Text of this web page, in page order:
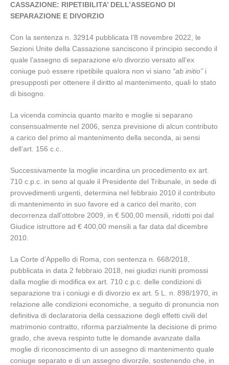
CASSAZIONE: RIPETIBILITA’ DELL’ASSEGNO DI
SEPARAZIONE E DIVORZIO
Con la sentenza n. 32914 pubblicata l’8 novembre 2022, le
Sezioni Unite della Cassazione sanciscono il principio secondo il
quale l’assegno di separazione e/o divorzio versato all’ex
coniuge può essere ripetibile qualora non vi siano “ab initio” i
presupposti per ottenere il diritto al mantenimento, quali lo stato
di bisogno.
La vicenda comincia quanto marito e moglie si separano
consensualmente nel 2006, senza previsione di alcun contributo
a carico del primo al mantenimento della seconda, ai sensi
dell’art. 156 c.c..
Successivamente la moglie incardina un procedimento ex art.
710 c.p.c. in seno al quale il Presidente del Tribunale, in sede di
provvedimenti urgenti, determina nel febbraio 2010 il contributo
di mantenimento in suo favore ed a carico del marito, con
decorrenza dall’ottobre 2009, in € 500,00 mensili, ridotti poi dal
Giudice istruttore ad € 400,00 mensili a far data dal dicembre
2010.
La Corte d’Appello di Roma, con sentenza n. 668/2018,
pubblicata in data 2 febbraio 2018, nei giudizi riuniti promossi
dalla moglie di modifica ex art. 710 c.p.c. delle condizioni di
separazione tra i coniugi e di divorzio ex art. 5 L. n. 898/1970, in
relazione alle condizioni economiche, a seguito di pronuncia non
definitiva di declaratoria della cessazione degli effetti civili del
matrimonio contratto, riforma parzialmente la decisione di primo
grado, che aveva respinto tutte le domande avanzate dalla
moglie di riconoscimento di un assegno di mantenimento quale
coniuge separato e di un assegno divorzile, sostenendo che, in